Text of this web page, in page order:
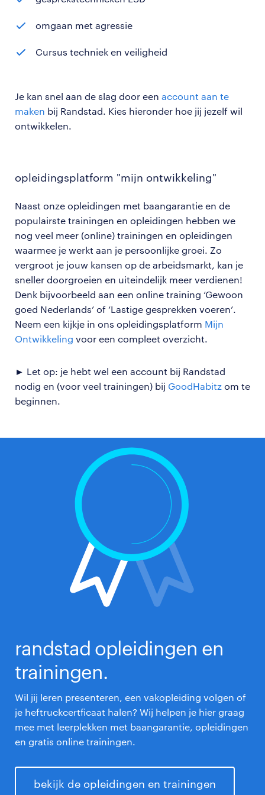
omgaan met agressie
Cursus techniek en veiligheid
Je kan snel aan de slag door een account aan te
maken bij Randstad. Kies hieronder hoe jij jezelf wil
ontwikkelen.
opleidingsplatform "mijn ontwikkeling"
Naast onze opleidingen met baangarantie en de
populairste trainingen en opleidingen hebben we
nog veel meer (online) trainingen en opleidingen
waarmee je werkt aan je persoonlijke groei. Zo
vergroot je jouw kansen op de arbeidsmarkt, kan je
sneller doorgroeien en uiteindelijk meer verdienen!
Denk bijvoorbeeld aan een online training ‘Gewoon
goed Nederlands’ of ‘Lastige gesprekken voeren’.
Neem een kijkje in ons opleidingsplatform Mijn
Ontwikkeling voor een compleet overzicht.
► Let op: je hebt wel een account bij Randstad
nodig en (voor veel trainingen) bij GoodHabitz om te
beginnen.
randstad opleidingen en
trainingen.
Wil jij leren presenteren, een vakopleiding volgen of
je heftruckcertficaat halen? Wij helpen je hier graag
mee met leerplekken met baangarantie, opleidingen
en gratis online trainingen.
bekijk de opleidingen en trainingen